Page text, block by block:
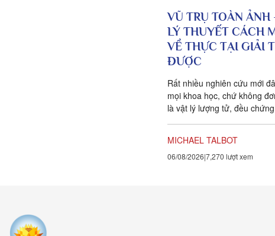
VŨ TRỤ TOÀN ẢNH
LÝ THUYẾT CÁCH
VỀ THỰC TẠI GIẢI
ĐƯỢC
Rất nhiều nghiên cứu mới
mọi khoa học, chứ không
là vật lý lượng tử, đều
khoa học đang xuất hiện
bằng chứng cho thấy toàn
MICHAEL TALBOT
06/08/2026 7,270 lượt xem